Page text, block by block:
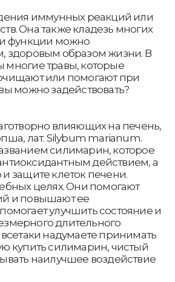
иммунных реакций или
Она также кладезь многих
и функции можно
здоровым образом жизни. В
многие травы, которые
или помогают при
можно задействовать?
влияющих на печень,
лат. Silybum marianum.
силимарин, которое
действием, а
защите клеток печени.
целях. Они помогают
и повышают ее
улучшить состояние и
длительного
надумаете принимать
купить силимарин, чистый
наилучшее воздействие